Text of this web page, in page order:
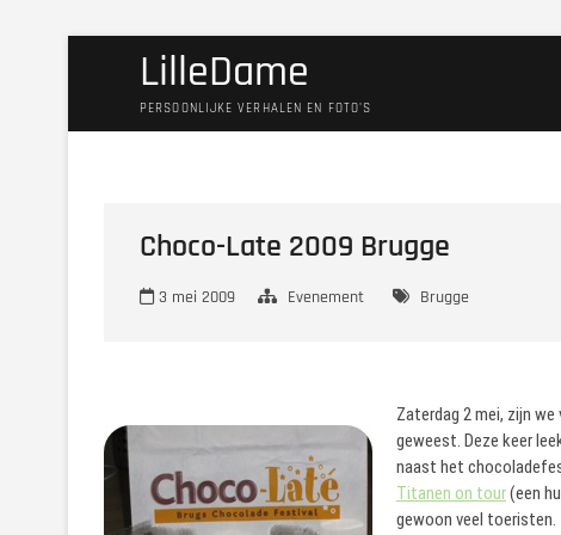
inhoud
LilleDame
PERSOONLIJKE VERHALEN EN FOTO'S
Choco-Late 2009 Brugge
3 mei 2009 Evenement Brugge
Zaterdag 2 mei, zijn we
geweest. Deze keer
naast het
Titanen on tour(een
gewoon veel toeristen.